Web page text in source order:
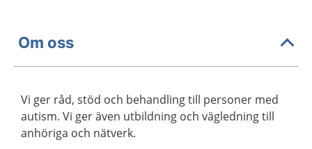
Om oss
Vi ger råd, stöd och behandling till personer med
autism. Vi ger även utbildning och vägledning till
anhöriga och nätverk.